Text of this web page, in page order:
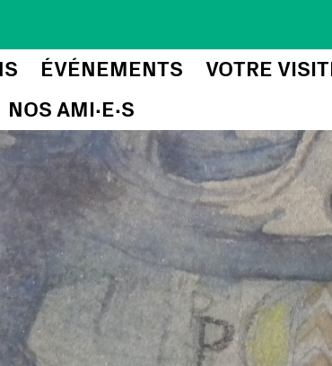
ÉVÉNEMENTS VOTRE
NOS AMI∙E∙S